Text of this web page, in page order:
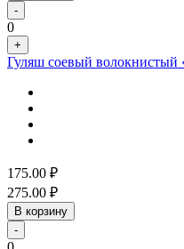
-
0
+
Гуляш соевый волокнистый
175.00 ₽
275.00 ₽
В корзину
-